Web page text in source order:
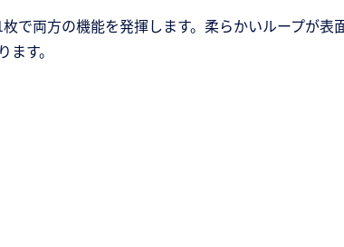
で両方の機能を発揮します。柔らかいループが表
す。